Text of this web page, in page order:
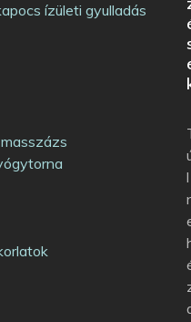
ízületi gyulladás
l